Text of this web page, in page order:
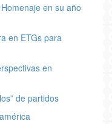
en su año
en ETGs para
en
de partidos